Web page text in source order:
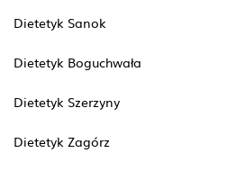
Dietetyk Sanok
Dietetyk Boguchwała
Dietetyk Szerzyny
Dietetyk Zagórz